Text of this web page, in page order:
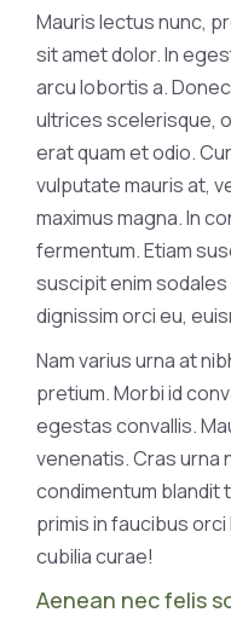
Mauris lectus nunc,
sit amet dolor. In
arcu lobortis a.
ultrices scelerisque,
erat quam et odio.
vulputate mauris at,
maximus magna. In
fermentum. Etiam
suscipit enim
dignissim orci eu,
Nam varius urna at
pretium. Morbi id
egestas convallis.
venenatis. Cras urna
condimentum blandit
primis in faucibus
cubilia curae!
Aenean nec felis